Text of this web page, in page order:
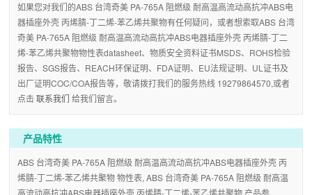
如果您对我们的ABS 台湾奇美 PA-765A 阻燃级 耐高温高流动高抗冲ABS电
器插座外壳 丙烯腈-丁二烯-苯乙烯共聚物有任何疑问，或者想索取ABS 台湾
奇美 PA-765A 阻燃级 耐高温高流动高抗冲ABS电器插座外壳 丙烯腈-丁二
烯-苯乙烯共聚物物性表datasheet、物质安全资料证书MSDS、ROHS检验
报告、SGS报告、REACH环保证明、FDA证明、EU法规证明、UL证书及
出厂证明COC/COA报告等，敬请拨打我们的服务热线 19279864570,或者
点击联系我们 给我们留言。
产品特性
ABS 台湾奇美 PA-765A 阻燃级 耐高温高流动高抗冲ABS电器插座外壳 丙
烯腈-丁二烯-苯乙烯共聚物 物性表, ABS 台湾奇美 PA-765A 阻燃级 耐高温